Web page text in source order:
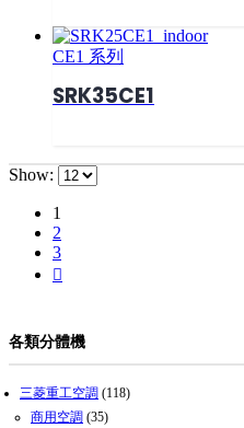
CE1 系列
SRK35CE1
Show:
1
2
3
各類分體機
三菱重工空調 (118)
商用空調 (35)